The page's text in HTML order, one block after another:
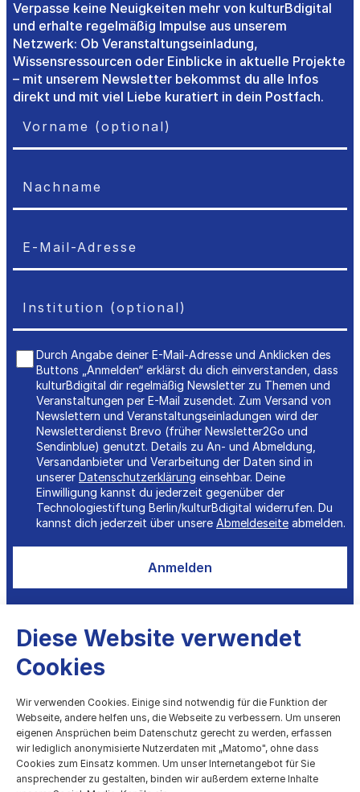
Verpasse keine Neuigkeiten mehr von kulturBdigital
und erhalte regelmäßig Impulse aus unserem
Netzwerk: Ob Veranstaltungseinladung,
Wissensressourcen oder Einblicke in aktuelle Projekte
– mit unserem Newsletter bekommst du alle Infos
direkt und mit viel Liebe kuratiert in dein Postfach.
Durch Angabe deiner E-Mail-Adresse und Anklicken des
Buttons „Anmelden“ erklärst du dich einverstanden, dass
kulturBdigital dir regelmäßig Newsletter zu Themen und
Veranstaltungen per E-Mail zusendet. Zum Versand von
Newslettern und Veranstaltungseinladungen wird der
Newsletterdienst Brevo (früher Newsletter2Go und
Sendinblue) genutzt. Details zu An- und Abmeldung,
Versandanbieter und Verarbeitung der Daten sind in
unserer Datenschutzerklärung einsehbar. Deine
Einwilligung kannst du jederzeit gegenüber der
Technologiestiftung Berlin/kulturBdigital widerrufen. Du
kannst dich jederzeit über unsere Abmeldeseite abmelden.
Anmelden
kulturBdigital
Digitale Entwicklung des Kulturbereichs
Technologiestiftung Berlin
Grunewaldstr. 61-62, 10825 Berlin
Diese Website verwendet
Cookies
Wir verwenden Cookies. Einige sind notwendig für die Funktion der
Webseite, andere helfen uns, die Webseite zu verbessern. Um unseren
eigenen Ansprüchen beim Datenschutz gerecht zu werden, erfassen
wir lediglich anonymisierte Nutzerdaten mit „Matomo", ohne dass
Cookies zum Einsatz kommen. Um unser Internetangebot für Sie
ansprechender zu gestalten, binden wir außerdem externe Inhalte